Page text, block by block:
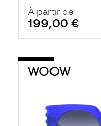
À partir de
199,00 €